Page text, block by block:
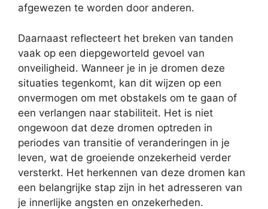
afgewezen te worden door anderen.
Daarnaast reflecteert het breken van tanden
vaak op een diepgeworteld gevoel van
onveiligheid. Wanneer je in je dromen deze
situaties tegenkomt, kan dit wijzen op een
onvermogen om met obstakels om te gaan of
een verlangen naar stabiliteit. Het is niet
ongewoon dat deze dromen optreden in
periodes van transitie of veranderingen in je
leven, wat de groeiende onzekerheid verder
versterkt. Het herkennen van deze dromen kan
een belangrijke stap zijn in het adresseren van
je innerlijke angsten en onzekerheden.